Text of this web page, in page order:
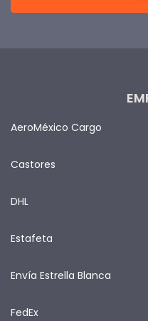
AeroMéxico Cargo
Castores
DHL
Estafeta
Envía Estrella Blanca
FedEx